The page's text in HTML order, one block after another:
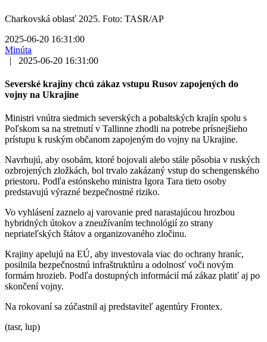
Charkovská oblasť 2025. Foto: TASR/AP
2025-06-20 16:31:00
Minúta
|
2025-06-20 16:31:00
Severské krajiny chcú zákaz vstupu Rusov zapojených do
vojny na Ukrajine
Ministri vnútra siedmich severských a pobaltských krajín spolu s
Poľskom sa na stretnutí v Tallinne zhodli na potrebe prísnejšieho
prístupu k ruským občanom zapojeným do vojny na Ukrajine.
Navrhujú, aby osobám, ktoré bojovali alebo stále pôsobia v ruských
ozbrojených zložkách, bol trvalo zakázaný vstup do schengenského
priestoru. Podľa estónskeho ministra Igora Tara tieto osoby
predstavujú výrazné bezpečnostné riziko.
Vo vyhlásení zaznelo aj varovanie pred narastajúcou hrozbou
hybridných útokov a zneužívaním technológií zo strany
nepriateľských štátov a organizovaného zločinu.
Krajiny apelujú na EÚ, aby investovala viac do ochrany hraníc,
posilnila bezpečnostnú infraštruktúru a odolnosť voči novým
formám hrozieb. Podľa dostupných informácií má zákaz platiť aj po
skončení vojny.
Na rokovaní sa zúčastnil aj predstaviteľ agentúry Frontex.
(tasr, lup)